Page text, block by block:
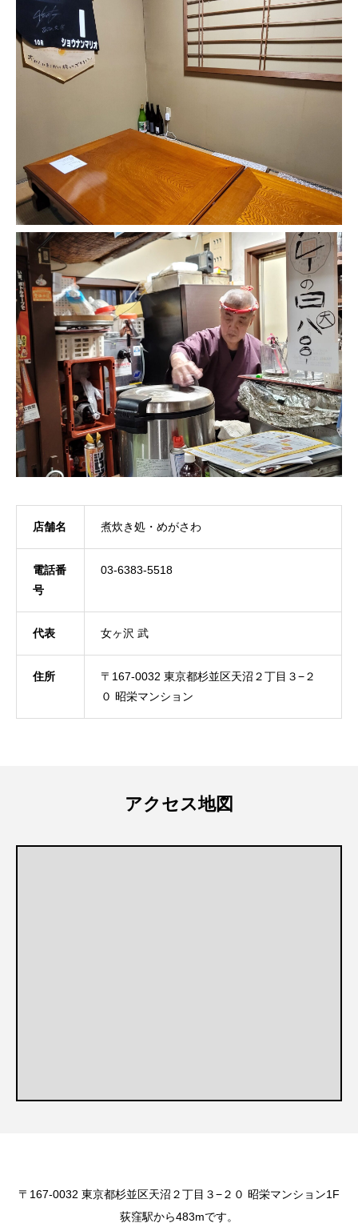
店舗名 煮炊き処・めがさわ
電話番
号
03-6383-5518
代表 女ヶ沢 武
住所
〒167-0032 東京都杉並区天沼２丁目３−２
０ 昭栄マンション
アクセス地図
〒167-0032 東京都杉並区天沼２丁目３−２０ 昭栄マンション1F
荻窪駅から483mです。